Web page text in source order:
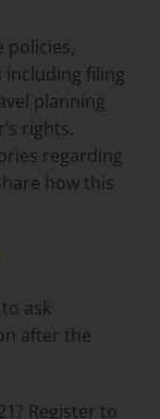
policies,
including filing
planning
rights.
regarding
how this
ask
after the
Register to